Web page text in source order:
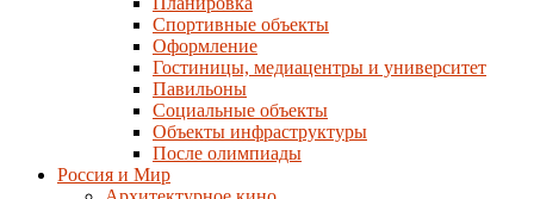
Спортивные объекты
Оформление
Гостиницы, медиацентры и университет
Павильоны
Социальные объекты
Объекты инфраструктуры
После олимпиады
Россия и Мир